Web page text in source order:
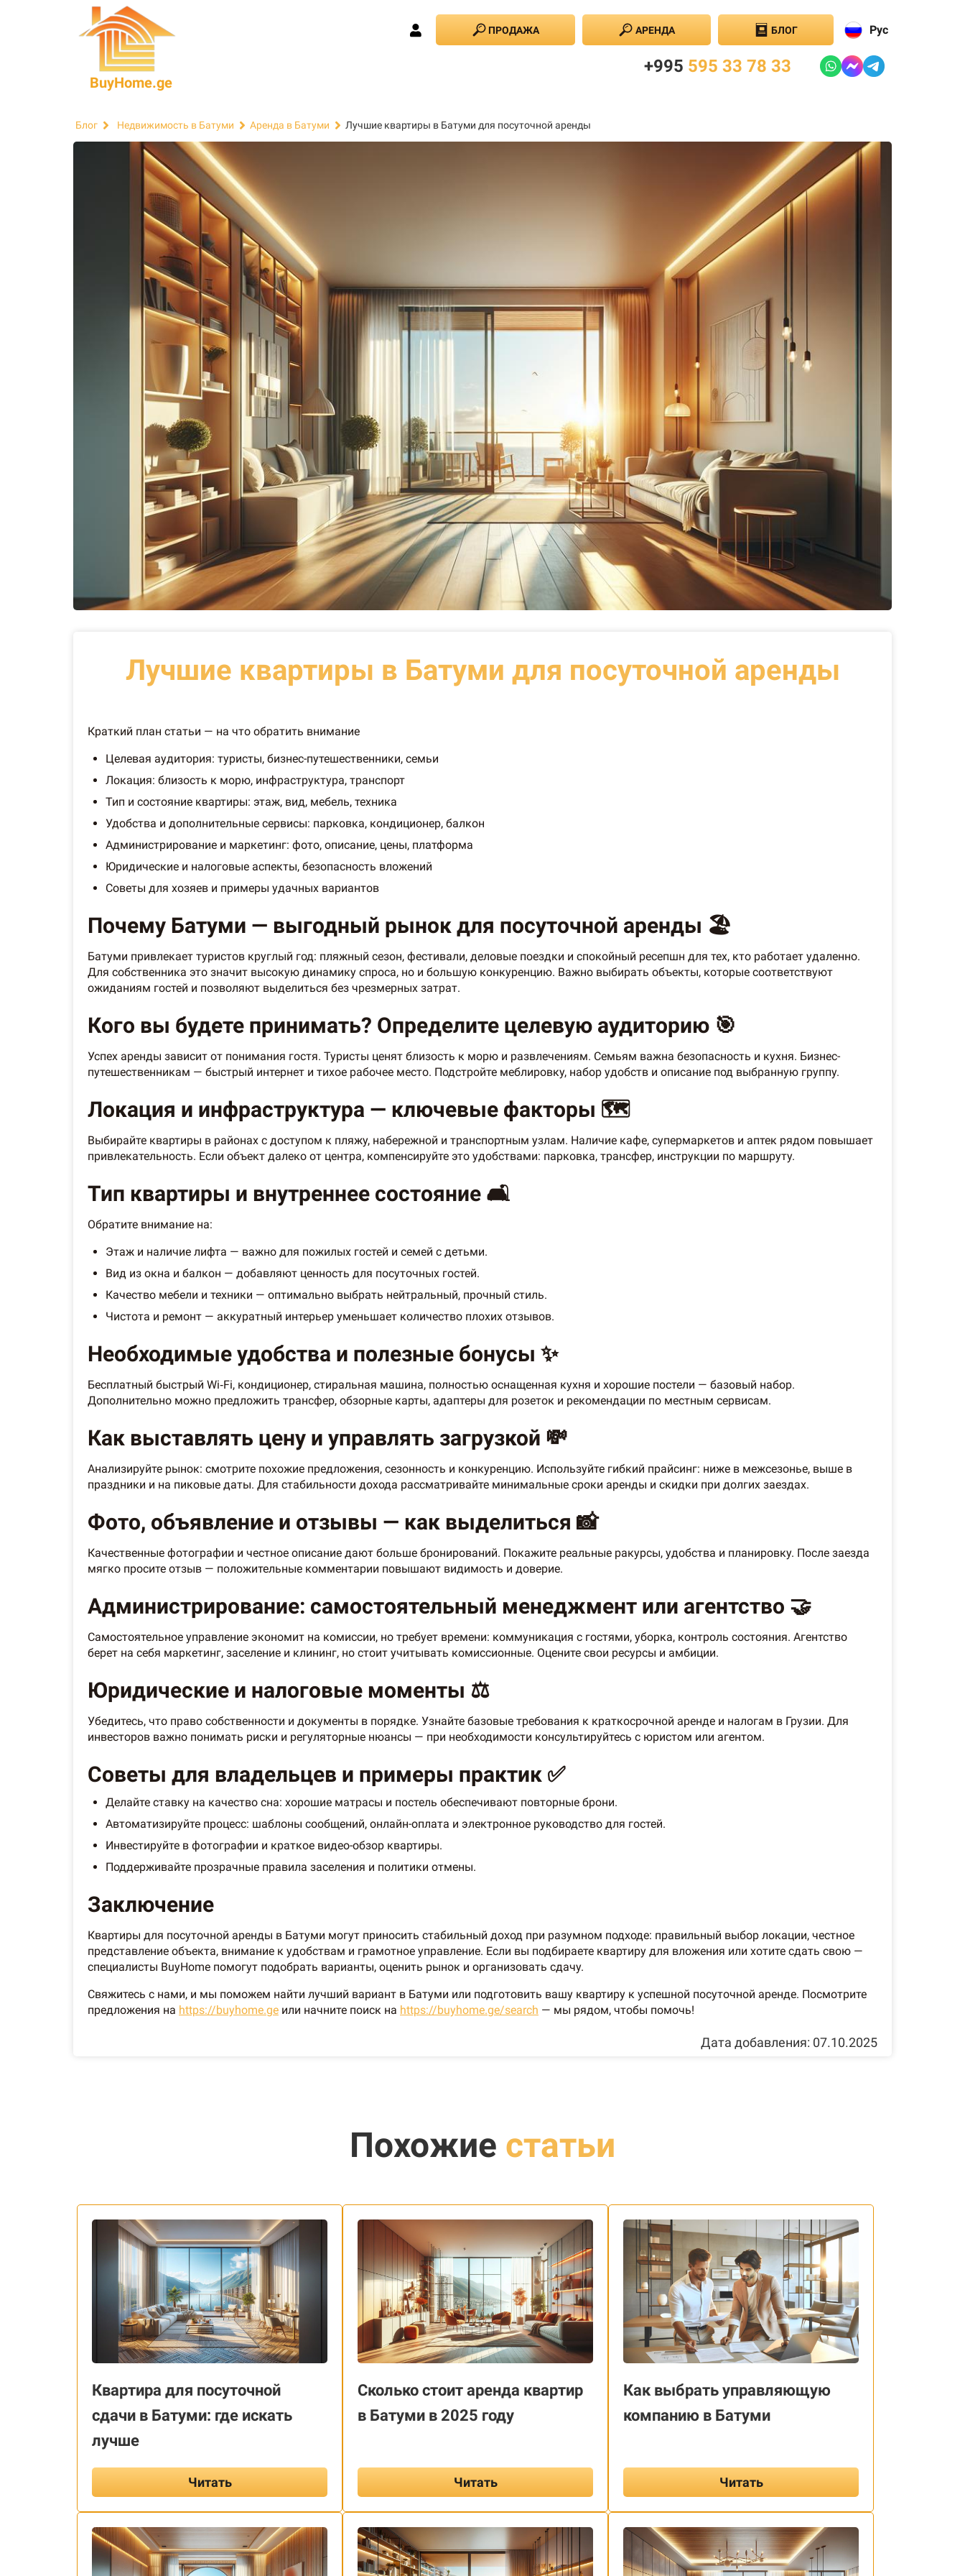
BuyHome.ge
ПРОДАЖА АРЕНДА БЛОГ Рус
+995 595 33 78 33
Блог Недвижимость в Батуми Аренда в Батуми Лучшие квартиры в Батуми для посуточной аренды
Лучшие квартиры в Батуми для посуточной аренды
Краткий план статьи — на что обратить внимание
Целевая аудитория: туристы, бизнес-путешественники, семьи
Локация: близость к морю, инфраструктура, транспорт
Тип и состояние квартиры: этаж, вид, мебель, техника
Удобства и дополнительные сервисы: парковка, кондиционер, балкон
Администрирование и маркетинг: фото, описание, цены, платформа
Юридические и налоговые аспекты, безопасность вложений
Советы для хозяев и примеры удачных вариантов
Почему Батуми — выгодный рынок для посуточной аренды 🏖️
Батуми привлекает туристов круглый год: пляжный сезон, фестивали, деловые поездки и спокойный ресепшн для тех, кто работает удаленно.
Для собственника это значит высокую динамику спроса, но и большую конкуренцию. Важно выбирать объекты, которые соответствуют
ожиданиям гостей и позволяют выделиться без чрезмерных затрат.
Кого вы будете принимать? Определите целевую аудиторию 🎯
Успех аренды зависит от понимания гостя. Туристы ценят близость к морю и развлечениям. Семьям важна безопасность и кухня. Бизнес-
путешественникам — быстрый интернет и тихое рабочее место. Подстройте меблировку, набор удобств и описание под выбранную группу.
Локация и инфраструктура — ключевые факторы 🗺️
Выбирайте квартиры в районах с доступом к пляжу, набережной и транспортным узлам. Наличие кафе, супермаркетов и аптек рядом повышает
привлекательность. Если объект далеко от центра, компенсируйте это удобствами: парковка, трансфер, инструкции по маршруту.
Тип квартиры и внутреннее состояние 🛋️
Обратите внимание на:
Этаж и наличие лифта — важно для пожилых гостей и семей с детьми.
Вид из окна и балкон — добавляют ценность для посуточных гостей.
Качество мебели и техники — оптимально выбрать нейтральный, прочный стиль.
Чистота и ремонт — аккуратный интерьер уменьшает количество плохих отзывов.
Необходимые удобства и полезные бонусы ✨
Бесплатный быстрый Wi‑Fi, кондиционер, стиральная машина, полностью оснащенная кухня и хорошие постели — базовый набор.
Дополнительно можно предложить трансфер, обзорные карты, адаптеры для розеток и рекомендации по местным сервисам.
Как выставлять цену и управлять загрузкой 💸
Анализируйте рынок: смотрите похожие предложения, сезонность и конкуренцию. Используйте гибкий прайсинг: ниже в межсезонье, выше в
праздники и на пиковые даты. Для стабильности дохода рассматривайте минимальные сроки аренды и скидки при долгих заездах.
Фото, объявление и отзывы — как выделиться 📸
Качественные фотографии и честное описание дают больше бронирований. Покажите реальные ракурсы, удобства и планировку. После заезда
мягко просите отзыв — положительные комментарии повышают видимость и доверие.
Администрирование: самостоятельный менеджмент или агентство 🤝
Самостоятельное управление экономит на комиссии, но требует времени: коммуникация с гостями, уборка, контроль состояния. Агентство
берет на себя маркетинг, заселение и клининг, но стоит учитывать комиссионные. Оцените свои ресурсы и амбиции.
Юридические и налоговые моменты ⚖️
Убедитесь, что право собственности и документы в порядке. Узнайте базовые требования к краткосрочной аренде и налогам в Грузии. Для
инвесторов важно понимать риски и регуляторные нюансы — при необходимости консультируйтесь с юристом или агентом.
Советы для владельцев и примеры практик ✅
Делайте ставку на качество сна: хорошие матрасы и постель обеспечивают повторные брони.
Автоматизируйте процесс: шаблоны сообщений, онлайн-оплата и электронное руководство для гостей.
Инвестируйте в фотографии и краткое видео-обзор квартиры.
Поддерживайте прозрачные правила заселения и политики отмены.
Заключение
Квартиры для посуточной аренды в Батуми могут приносить стабильный доход при разумном подходе: правильный выбор локации, честное
представление объекта, внимание к удобствам и грамотное управление. Если вы подбираете квартиру для вложения или хотите сдать свою —
специалисты BuyHome помогут подобрать варианты, оценить рынок и организовать сдачу.
Свяжитесь с нами, и мы поможем найти лучший вариант в Батуми или подготовить вашу квартиру к успешной посуточной аренде. Посмотрите
предложения на https://buyhome.ge или начните поиск на https://buyhome.ge/search — мы рядом, чтобы помочь!
Дата добавления: 07.10.2025
Похожие статьи
Квартира для посуточной
сдачи в Батуми: где искать
лучше
Читать
Сколько стоит аренда квартир
в Батуми в 2025 году
Читать
Как выбрать управляющую
компанию в Батуми
Читать